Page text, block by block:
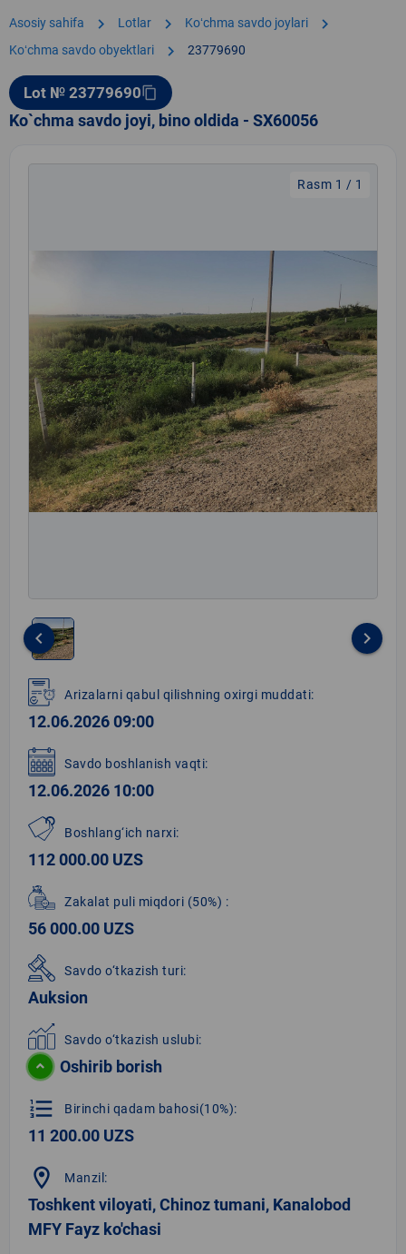
Asosiy sahifa chevron_right Lotlar chevron_right Koʻchma savdo joylari chevron_right
Koʻchma savdo obyektlari chevron_right 23779690
Lot № 23779690content_copy
Ko`chma savdo joyi, bino oldida - SX60056
Rasm 1 / 1
1
of
1
keyboard_arrow_left keyboard_arrow_right
Arizalarni qabul qilishning oxirgi muddati:
12.06.2026 09:00
Savdo boshlanish vaqti:
12.06.2026 10:00
Boshlang‘ich narxi:
112 000.00 UZS
Zakalat puli miqdori (50%) :
56 000.00 UZS
Savdo o‘tkazish turi:
Auksion
Savdo o‘tkazish uslubi:
Oshirib borish
format_list_numbered Birinchi qadam bahosi(10%):
11 200.00 UZS
location_on Manzil:
Toshkent viloyati, Chinoz tumani, Kanalobod
MFY Fayz ko'chasi